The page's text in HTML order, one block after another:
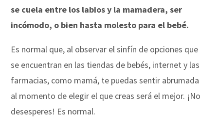
se cuela entre los labios y la mamadera, ser
incómodo, o bien hasta molesto para el bebé.
Es normal que, al observar el sinfín de opciones que
se encuentran en las tiendas de bebés, internet y las
farmacias, como mamá, te puedas sentir abrumada
al momento de elegir el que creas será el mejor. ¡No
desesperes! Es normal.